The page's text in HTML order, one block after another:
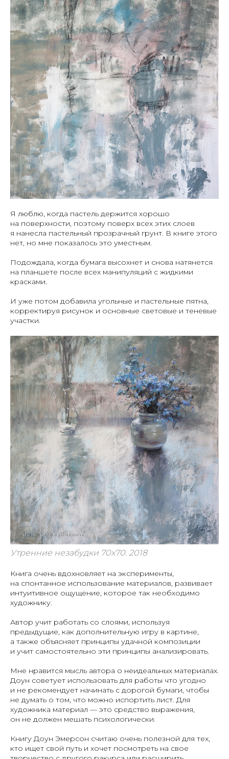
Я люблю, когда пастель держится хорошо
на поверхности, поэтому поверх всех этих слоев
я нанесла пастельный прозрачный грунт. В книге этого
нет, но мне показалось это уместным.
Подождала, когда бумага высохнет и снова натянется
на планшете после всех манипуляций с жидкими
красками.
И уже потом добавила угольные и пастельные пятна,
корректируя рисунок и основные световые и теневые
участки.
Утренние незабудки 70х70. 2018
Книга очень вдохновляет на эксперименты,
на спонтанное использование материалов, развивает
интуитивное ощущение, которое так необходимо
художнику.
Автор учит работать со слоями, используя
предыдущие, как дополнительную игру в картине,
а также объясняет принципы удачной композиции
и учит самостоятельно эти принципы анализировать.
Мне нравится мысль автора о неидеальных материалах.
Доун советует использовать для работы что угодно
и не рекомендует начинать с дорогой бумаги, чтобы
не думать о том, что можно испортить лист. Для
художника материал — это средство выражения,
он не должен мешать психологически.
Книгу Доун Эмерсон считаю очень полезной для тех,
кто ищет свой путь и хочет посмотреть на свое